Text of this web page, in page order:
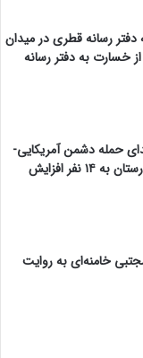
رسانه قطری در میدان
خسارت به دفتر رسانه
حمله دشمن آمریکایی-
صهیونیستی به دادگستری لارستان به ۱۴ نفر افزایش
خامنه‌ای به روایت